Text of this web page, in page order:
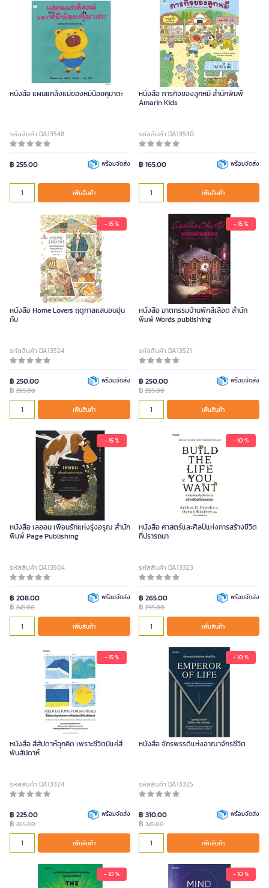
หนังสือ แผนแกล้งแม่ของหมีน้อยคุมาตะ
รหัสสินค้า DA13548
฿ 255.00 พร้อมจัดส่ง
เพิ่มสินค้า
หนังสือ ภารกิจของลูกหมี สำนักพิมพ์
Amarin Kids
รหัสสินค้า DA13530
฿ 165.00 พร้อมจัดส่ง
เพิ่มสินค้า
- 15 %
หนังสือ Home Lovers ฤดูกาลแสนอบอุ่น
กับ
รหัสสินค้า DA13524
฿ 250.00
฿ 295.00
พร้อมจัดส่ง
เพิ่มสินค้า
- 15 %
หนังสือ ฆาตกรรมบ้านพักสีเลือด สำนัก
พิมพ์ Words publishing
รหัสสินค้า DA13521
฿ 250.00
฿ 295.00
พร้อมจัดส่ง
เพิ่มสินค้า
- 15 %
หนังสือ เลออน เพื่อนรักแห่งรุ่งอรุณ สำนัก
พิมพ์ Page Publishing
รหัสสินค้า DA13504
฿ 208.00
฿ 245.00
พร้อมจัดส่ง
เพิ่มสินค้า
- 10 %
หนังสือ ศาสตร์และศิลป์แห่งการสร้างชีวิต
ที่ปรารถนา
รหัสสินค้า DA13323
฿ 265.00
฿ 295.00
พร้อมจัดส่ง
เพิ่มสินค้า
- 15 %
หนังสือ สี่สัปดาห์ฉุกคิด เพราะชีวิตมีแค่สี่
พันสัปดาห์
รหัสสินค้า DA13324
฿ 225.00
฿ 265.00
พร้อมจัดส่ง
เพิ่มสินค้า
- 10 %
หนังสือ จักรพรรดิแห่งอาณาจักรชีวิต
รหัสสินค้า DA13325
฿ 310.00
฿ 345.00
พร้อมจัดส่ง
เพิ่มสินค้า
- 10 % - 10 %